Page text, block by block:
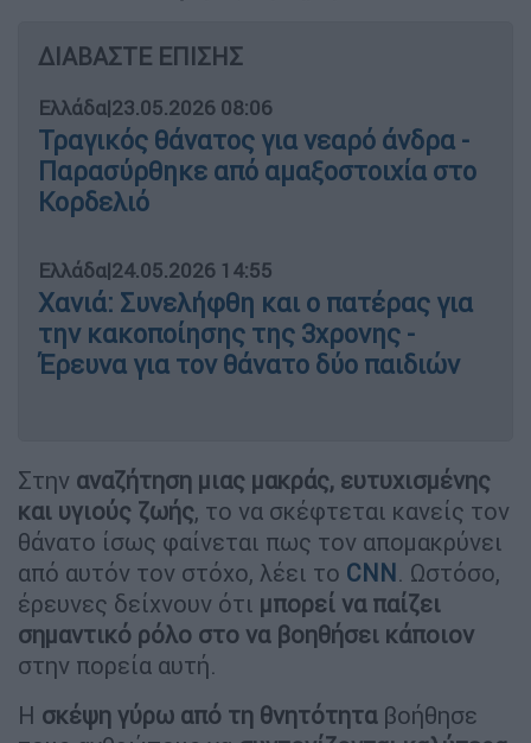
ΔΙΑΒΑΣΤΕ ΕΠΙΣΗΣ
Ελλάδα|23.05.2026 08:06
Τραγικός θάνατος για νεαρό άνδρα -
Παρασύρθηκε από αμαξοστοιχία στο
Κορδελιό
Ελλάδα|24.05.2026 14:55
Χανιά: Συνελήφθη και ο πατέρας για
την κακοποίησης της 3χρονης -
Έρευνα για τον θάνατο δύο παιδιών
Στην αναζήτηση μιας μακράς, ευτυχισμένης
και υγιούς ζωής, το να σκέφτεται κανείς τον
θάνατο ίσως φαίνεται πως τον απομακρύνει
από αυτόν τον στόχο, λέει το CNN. Ωστόσο,
έρευνες δείχνουν ότι μπορεί να παίζει
σημαντικό ρόλο στο να βοηθήσει κάποιον
στην πορεία αυτή.
Η σκέψη γύρω από τη θνητότηταβοήθησε